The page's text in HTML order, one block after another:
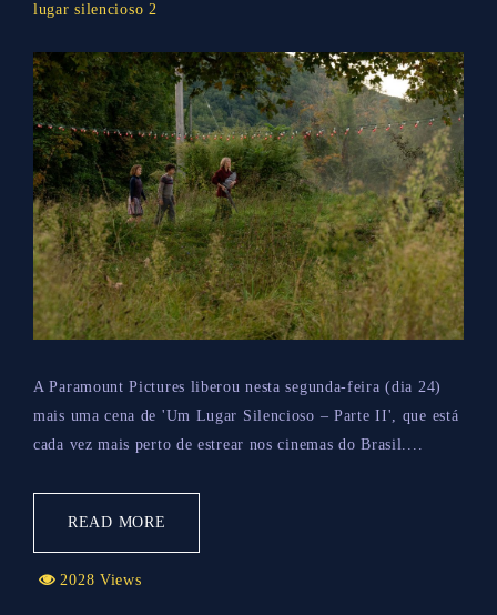
lugar silencioso 2
A Paramount Pictures liberou nesta segunda-feira (dia 24)
mais uma cena de 'Um Lugar Silencioso – Parte II', que está
cada vez mais perto de estrear nos cinemas do Brasil....
READ MORE
2028 Views